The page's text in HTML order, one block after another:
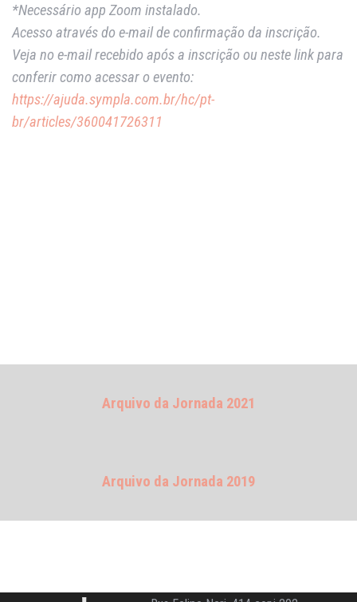
*Necessário app Zoom instalado.
Acesso através do e-mail de confirmação da inscrição.
Veja no e-mail recebido após a inscrição ou neste link para
conferir como acessar o evento:
https://ajuda.sympla.com.br/hc/pt-
br/articles/360041726311
Arquivo da Jornada 2021
Arquivo da Jornada 2019